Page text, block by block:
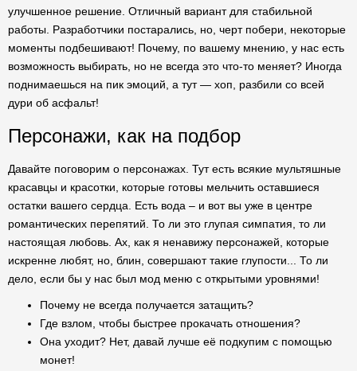
улучшенное решение. Отличный вариант для стабильной
работы. Разработчики постарались, но, черт побери, некоторые
моменты подбешивают! Почему, по вашему мнению, у нас есть
возможность выбирать, но не всегда это что-то меняет? Иногда
поднимаешься на пик эмоций, а тут — хоп, разбили со всей
дури об асфальт!
Персонажи, как на подбор
Давайте поговорим о персонажах. Тут есть всякие мультяшные
красавцы и красотки, которые готовы мельчить оставшиеся
остатки вашего сердца. Есть вода – и вот вы уже в центре
романтических перепятий. То ли это глупая симпатия, то ли
настоящая любовь. Ах, как я ненавижу персонажей, которые
искренне любят, но, блин, совершают такие глупости... То ли
дело, если бы у нас был мод меню с открытыми уровнями!
Почему не всегда получается затащить?
Где взлом, чтобы быстрее прокачать отношения?
Она уходит? Нет, давай лучше её подкупим с помощью
монет!